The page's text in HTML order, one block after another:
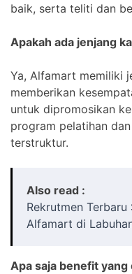
baik, serta teliti dan
Apakah ada jenjang
Ya, Alfamart memiliki
memberikan
untuk dipromosikan
program pelatihan
terstruktur.
Also read :
Rekrutmen
Alfamart di
Apa saja benefit